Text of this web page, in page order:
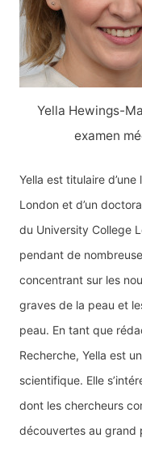
Yella Hewings-
examen
Yella est titulaire
London et d’un
du University College
pendant de
concentrant sur les
graves de la peau et
peau. En tant que
Recherche, Yella est
scientifique. Elle
dont les chercheurs
découvertes au grand